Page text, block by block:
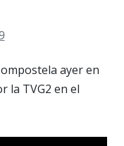
ayer en
la TVG2 en el